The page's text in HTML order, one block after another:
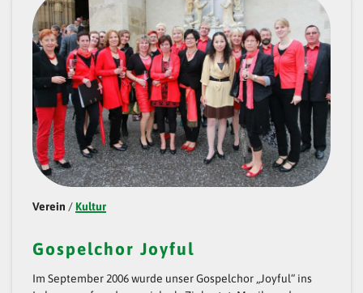
E
I
Z
V
Verein / Kultur
Gospelchor Joyful
Im September 2006 wurde unser Gospelchor „Joyful“ ins